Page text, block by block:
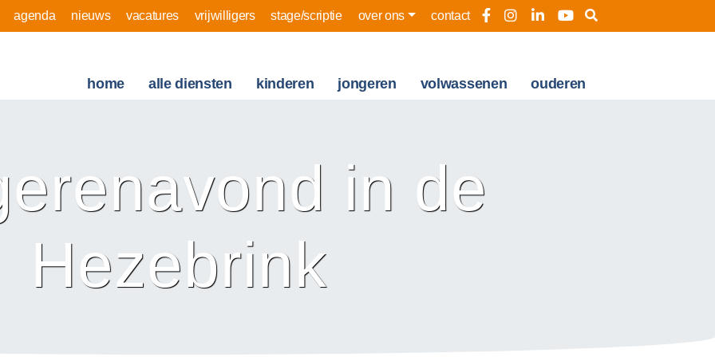
agenda nieuws vacatures vrijwilligers stage/scriptie over ons contact
home alle diensten kinderen jongeren volwassenen ouderen
in de
Hezebrink